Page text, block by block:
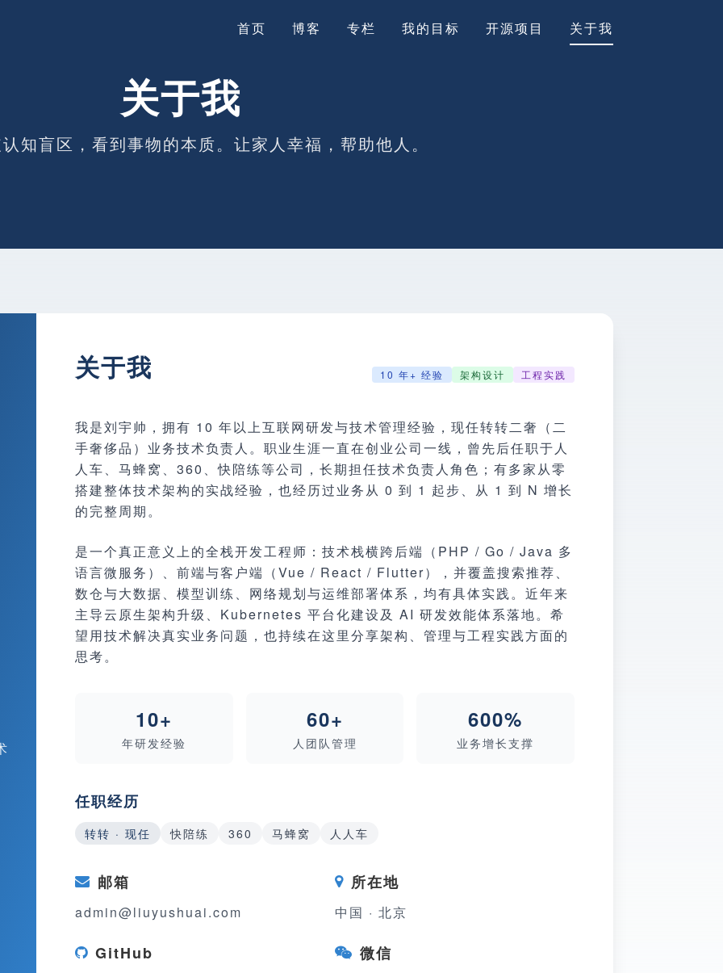
首页 博客 专栏 我的目标 开源项目 关于我
关于我
知盲区，看到事物的本质。让家人幸福，帮助他人。
关于我 10 年+ 经验 架构设计 工程实践
我是刘宇帅，拥有 10 年以上互联网研发与技术管理经验，现任转转二奢（二
手奢侈品）业务技术负责人。职业生涯一直在创业公司一线，曾先后任职于人
人车、马蜂窝、360、快陪练等公司，长期担任技术负责人角色；有多家从零
搭建整体技术架构的实战经验，也经历过业务从 0 到 1 起步、从 1 到 N 增长
的完整周期。
是一个真正意义上的全栈开发工程师：技术栈横跨后端（PHP / Go / Java 多
语言微服务）、前端与客户端（Vue / React / Flutter），并覆盖搜索推荐、
数仓与大数据、模型训练、网络规划与运维部署体系，均有具体实践。近年来
主导云原生架构升级、Kubernetes 平台化建设及 AI 研发效能体系落地。希
望用技术解决真实业务问题，也持续在这里分享架构、管理与工程实践方面的
思考。
10+
年研发经验
60+
人团队管理
600%
业务增长支撑
任职经历
转转 · 现任 快陪练 360 马蜂窝 人人车
邮箱
admin@liuyushuai.com
所在地
中国 · 北京
GitHub 微信